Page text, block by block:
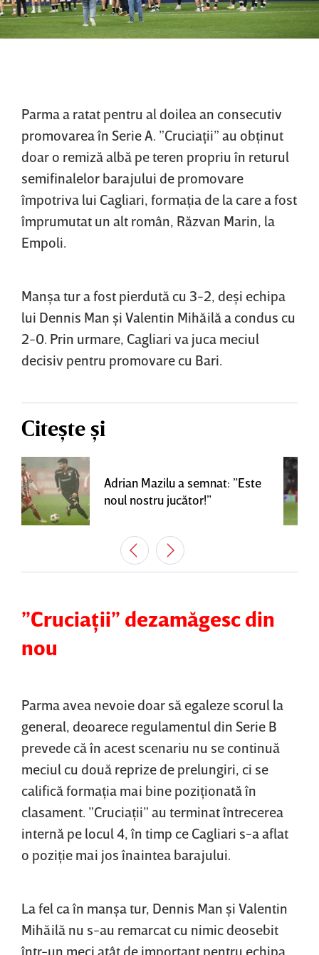
Parma a ratat pentru al doilea an consecutiv
promovarea în Serie A. ”Cruciaţii” au obţinut
doar o remiză albă pe teren propriu în returul
semifinalelor barajului de promovare
împotriva lui Cagliari, formaţia de la care a fost
împrumutat un alt român, Răzvan Marin, la
Empoli.
Manşa tur a fost pierdută cu 3-2, deşi echipa
lui Dennis Man şi Valentin Mihăilă a condus cu
2-0. Prin urmare, Cagliari va juca meciul
decisiv pentru promovare cu Bari.
Citește și
Adrian Mazilu a semnat: ”Este
noul nostru jucător!”
”Cruciaţii” dezamăgesc din
nou
Parma avea nevoie doar să egaleze scorul la
general, deoarece regulamentul din Serie B
prevede că în acest scenariu nu se continuă
meciul cu două reprize de prelungiri, ci se
califică formaţia mai bine poziţionată în
clasament. ”Cruciaţii” au terminat întrecerea
internă pe locul 4, în timp ce Cagliari s-a aflat
o poziţie mai jos înaintea barajului.
La fel ca în manşa tur, Dennis Man şi Valentin
Mihăilă nu s-au remarcat cu nimic deosebit
într-un meci atât de important pentru echipa